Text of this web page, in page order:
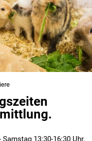
Samstag 13:30-16:30 Uhr.